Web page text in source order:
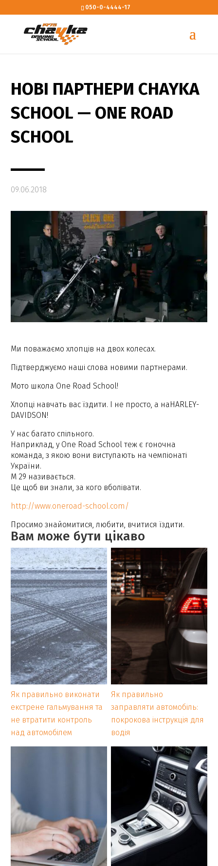
050-0-4444-17
НОВІ ПАРТНЕРИ CHAYKA
SCHOOL — ONE ROAD
SCHOOL
09.06.2018
Ми поважаємо хлопців на двох колесах.
Підтверджуємо наші слова новими партнерами.
Мото школа One Road School!
Хлопці навчать вас їздити. І не просто, а наHARLEY-
DAVIDSON!
У нас багато спільного.
Наприклад, у One Road School теж є гоночна
команда, з якою вони виступають на чемпіонаті
України.
M 29 називається.
Це щоб ви знали, за кого вболівати.
http://www.oneroad-school.com/
Просимо знайомитися, любити, вчитися їздити.
Вам може бути цікаво
Як правильно виконати
екстрене гальмування та
не втратити контроль
над автомобілем
Як правильно
заправляти автомобіль:
покрокова інструкція для
водія